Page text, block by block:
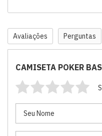
Avaliações Perguntas
CAMISETA POKER